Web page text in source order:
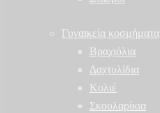
Γυναικεία κοσμήματα
Βραχιόλια
Δαχτυλίδια
Κολιέ
Σκουλαρίκια